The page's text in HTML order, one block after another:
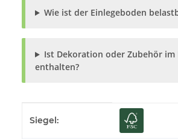
Wie ist der Einlegeboden
Ist Dekoration oder Zubehör im
enthalten?
Siegel: